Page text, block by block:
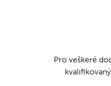
Pro veškeré